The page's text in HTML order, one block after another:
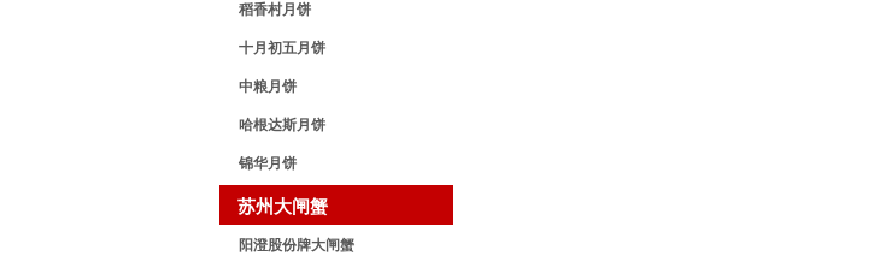
稻香村月饼
十月初五月饼
中粮月饼
哈根达斯月饼
锦华月饼
苏州大闸蟹
阳澄股份牌大闸蟹